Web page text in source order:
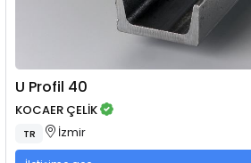
U Profil 40
KOCAER ÇELİK
TR İzmir